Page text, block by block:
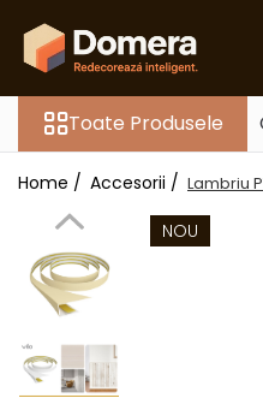
Toate Produsele
Parchet
Parchet SPC
Riflaj exterior
Riflaje Interioare
Glafuri
Glafuri Interioare
Glafuri Exterioare
Toate Produsele
Home / Accesorii / Lambriu
NOU